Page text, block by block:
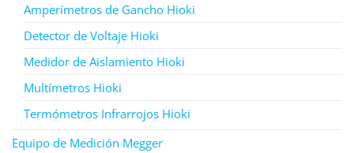
Amperímetros de Gancho Hioki
Detector de Voltaje Hioki
Medidor de Aislamiento Hioki
Multímetros Hioki
Termómetros Infrarrojos Hioki
Equipo de Medición Megger